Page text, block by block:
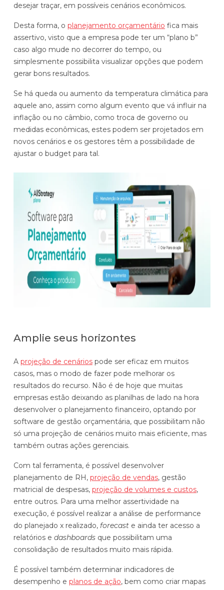
desejar traçar, em possíveis cenários econômicos.
Desta forma, o planejamento orçamentário fica mais
assertivo, visto que a empresa pode ter um “plano b”
caso algo mude no decorrer do tempo, ou
simplesmente possibilita visualizar opções que podem
gerar bons resultados.
Se há queda ou aumento da temperatura climática para
aquele ano, assim como algum evento que vá influir na
inflação ou no câmbio, como troca de governo ou
medidas econômicas, estes podem ser projetados em
novos cenários e os gestores têm a possibilidade de
ajustar o budget para tal.
Amplie seus horizontes
A projeção de cenários pode ser eficaz em muitos
casos, mas o modo de fazer pode melhorar os
resultados do recurso. Não é de hoje que muitas
empresas estão deixando as planilhas de lado na hora
desenvolver o planejamento financeiro, optando por
software de gestão orçamentária, que possibilitam não
só uma projeção de cenários muito mais eficiente, mas
também outras ações gerenciais.
Com tal ferramenta, é possível desenvolver
planejamento de RH, projeção de vendas, gestão
matricial de despesas, projeção de volumes e custos,
entre outros. Para uma melhor assertividade na
execução, é possível realizar a análise de performance
do planejado x realizado, forecast e ainda ter acesso a
relatórios e dashboards que possibilitam uma
consolidação de resultados muito mais rápida.
É possível também determinar indicadores de
desempenho e planos de ação, bem como criar mapas